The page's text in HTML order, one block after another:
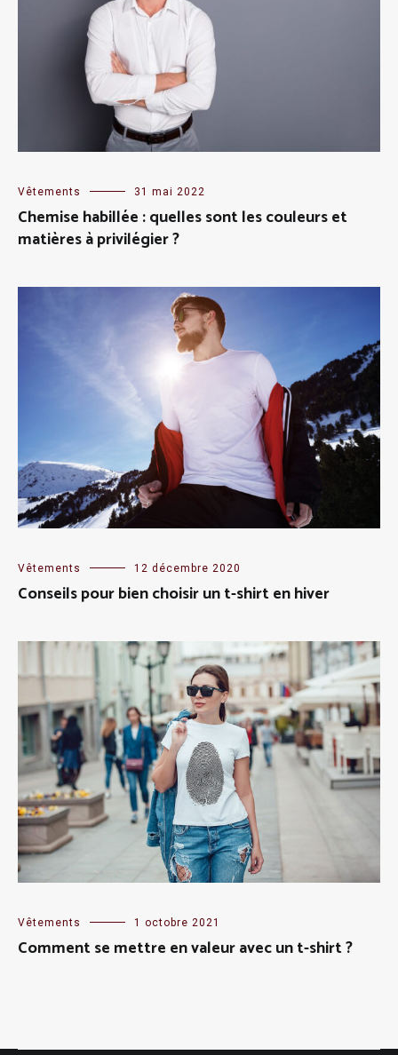
Vêtements 31 mai 2022
Chemise habillée : quelles sont les couleurs et
matières à privilégier ?
Vêtements 12 décembre 2020
Conseils pour bien choisir un t-shirt en hiver
Vêtements 1 octobre 2021
Comment se mettre en valeur avec un t-shirt ?